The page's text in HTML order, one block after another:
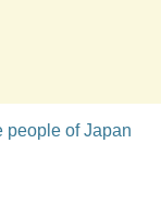
people of Japan